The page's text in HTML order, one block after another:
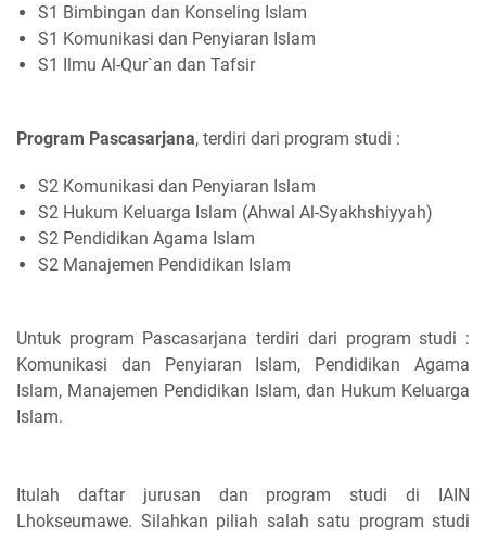
S1 Bimbingan dan Konseling Islam
S1 Komunikasi dan Penyiaran Islam
S1 Ilmu Al-Qur`an dan Tafsir
Program Pascasarjana, terdiri dari program studi :
S2 Komunikasi dan Penyiaran Islam
S2 Hukum Keluarga Islam (Ahwal Al-Syakhshiyyah)
S2 Pendidikan Agama Islam
S2 Manajemen Pendidikan Islam
Untuk program Pascasarjana terdiri dari program studi :
Komunikasi dan Penyiaran Islam, Pendidikan Agama
Islam, Manajemen Pendidikan Islam, dan Hukum Keluarga
Islam.
Itulah daftar jurusan dan program studi di IAIN
Lhokseumawe. Silahkan piliah salah satu program studi